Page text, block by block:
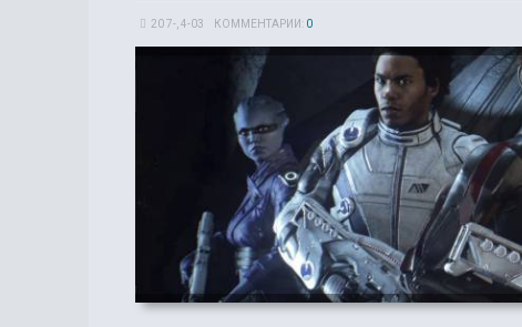
20 7-, 4-03 КОММЕНТАРИИ: 0